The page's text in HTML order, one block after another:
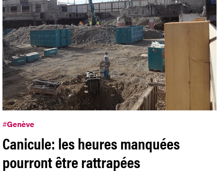
#Genève
Canicule: les heures manquées
pourront être rattrapées